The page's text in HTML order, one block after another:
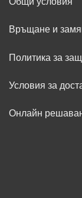
Връщане и
Политика за
Условия за
Онлайн